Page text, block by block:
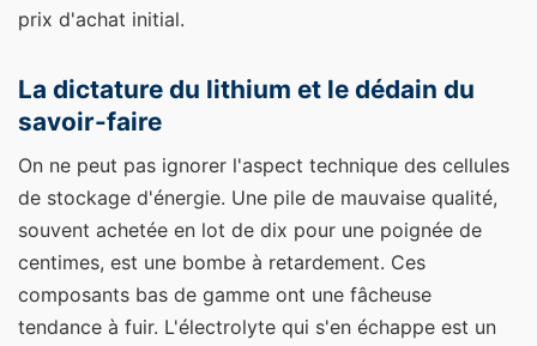
prix d'achat initial.
La dictature du lithium et le dédain du
savoir-faire
On ne peut pas ignorer l'aspect technique des cellules
de stockage d'énergie. Une pile de mauvaise qualité,
souvent achetée en lot de dix pour une poignée de
centimes, est une bombe à retardement. Ces
composants bas de gamme ont une fâcheuse
tendance à fuir. L'électrolyte qui s'en échappe est un